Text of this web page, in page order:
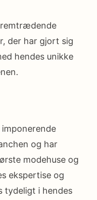
der har gjort sig
hendes unikke
og har
modehuse og
ekspertise og
tydeligt i hendes